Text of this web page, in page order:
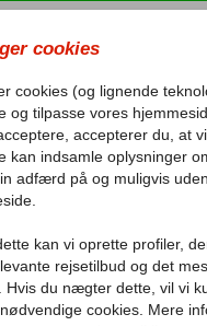
Obzor Sol Luna Bay
-Hotel